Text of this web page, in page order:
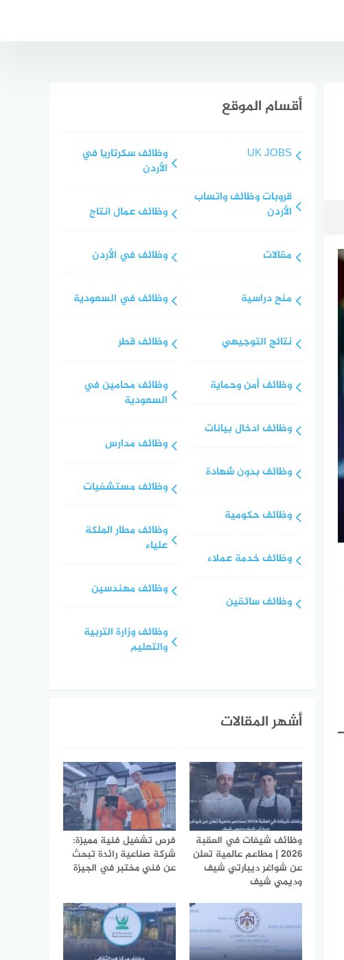
أقسام الموقع
UK JOBS
قروبات وظائف واتساب
الأردن
مقالات
منح دراسية
نتائج التوجيهي
وظائف أمن وحماية
وظائف ادخال بيانات
وظائف بدون شهادة
وظائف حكومية
وظائف خدمة عملاء
وظائف سائقين
وظائف سكرتاريا في
الأردن
وظائف عمال انتاج
وظائف في الأردن
وظائف في السعودية
وظائف قطر
وظائف محامين في
السعودية
وظائف مدارس
وظائف مستشفيات
وظائف مطار الملكة
علياء
وظائف مهندسين
وظائف وزارة التربية
والتعليم
أشهر المقالات
وظائف شيفات في العقبة
2026 | مطاعم عالمية تعلن
عن شواغر ديبارتي شيف
وديمي شيف
فرص تشغيل فنية مميزة:
شركة صناعية رائدة تبحث
عن فني مختبر في الجيزة